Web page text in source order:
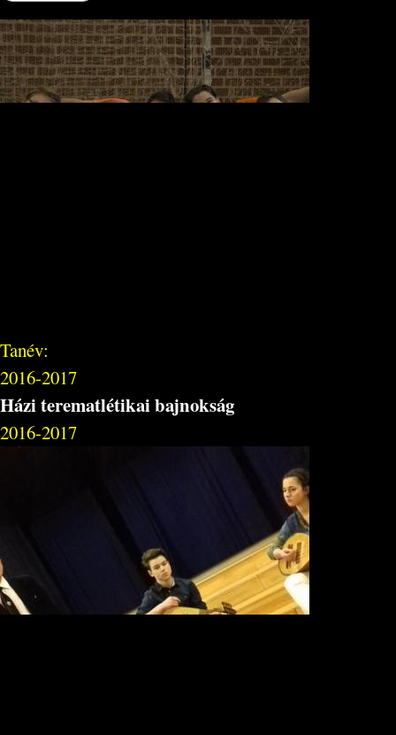
Tanév:
2016-2017
Házi terematlétikai bajnokság
2016-2017